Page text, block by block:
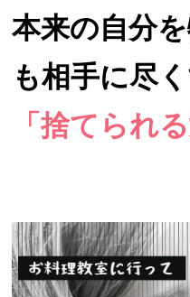
本来の自分
も相手に尽
「捨てられる